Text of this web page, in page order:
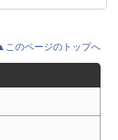
このページのトップへ